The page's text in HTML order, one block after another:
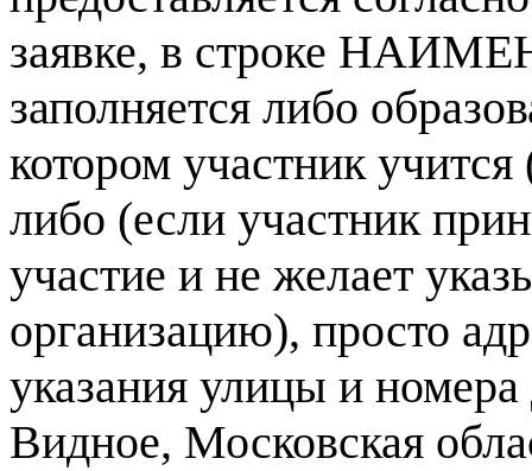
заявке, в строке
заполняется либо
котором участник
либо (если участник
участие и не желает
организацию), просто
указания улицы и
Видное, Московская